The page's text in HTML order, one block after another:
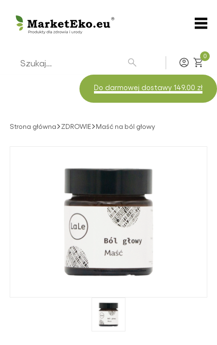
Zaloguj
0
Do darmowej dostawy 149.00 zł
Strona główna ZDROWIE Maść na ból głowy